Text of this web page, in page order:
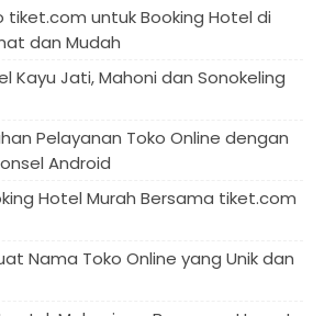
tiket.com untuk Booking Hotel di
dan Mudah
Kayu Jati, Mahoni dan Sonokeling
Pelayanan Toko Online dengan
Android
Hotel Murah Bersama tiket.com
Nama Toko Online yang Unik dan